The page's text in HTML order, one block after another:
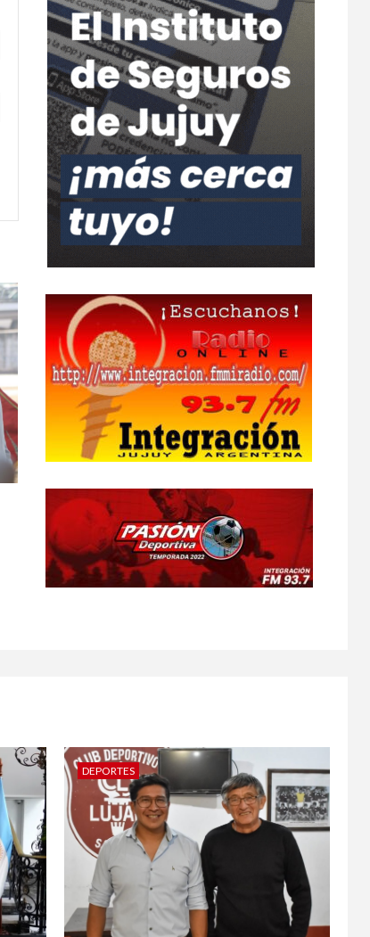
DEPORTES